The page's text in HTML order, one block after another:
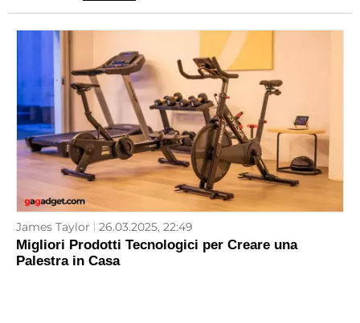
James Taylor 26.03.2025, 22:49
Migliori Prodotti Tecnologici per Creare una
Palestra in Casa